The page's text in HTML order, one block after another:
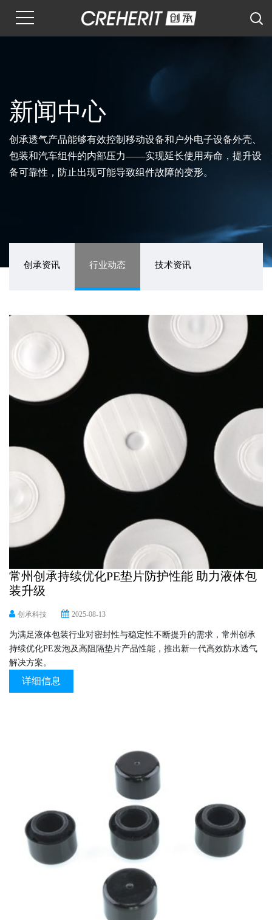
新闻中心
创承透气产品能够有效控制移动设备和户外电子设备外壳、
包装和汽车组件的内部压力——实现延长使用寿命，提升设
备可靠性，防止出现可能导致组件故障的变形。
创承资讯 行业动态 技术资讯
常州创承持续优化PE垫片防护性能 助力液体包
装升级
创承科技 2025-08-13
为满足液体包装行业对密封性与稳定性不断提升的需求，常州创承
持续优化PE发泡及高阻隔垫片产品性能，推出新一代高效防水透气
解决方案。
详细信息